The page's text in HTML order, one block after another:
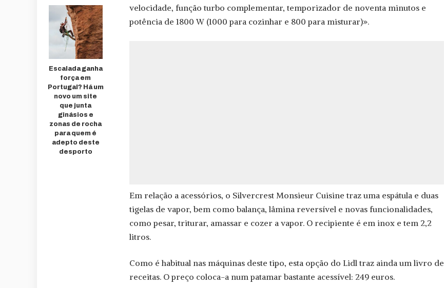
Escalada ganha
força em
Portugal? Há um
novo um site
que junta
ginásios e
zonas de rocha
para quem é
adepto deste
desporto
velocidade, função turbo complementar, temporizador de noventa minutos e
potência de 1800 W (1000 para cozinhar e 800 para misturar)».
Em relação a acessórios, o Silvercrest Monsieur Cuisine traz uma espátula e duas
tigelas de vapor, bem como balança, lâmina reversível e novas funcionalidades,
como pesar, triturar, amassar e cozer a vapor. O recipiente é em inox e tem 2,2
litros.
Como é habitual nas máquinas deste tipo, esta opção do Lidl traz ainda um livro de
receitas. O preço coloca-a num patamar bastante acessível: 249 euros.